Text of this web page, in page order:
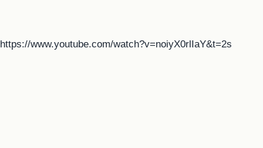
https://www.youtube.com/watch?v=noiyX0rlIaY&t=2s